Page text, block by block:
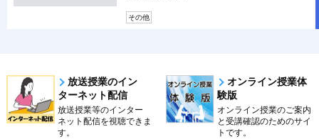
その他
放送授業のイン
ターネット配信
放送授業等のインター
ネット配信を視聴できま
す。
オンライン授業体
験版
オンライン授業のご案内
と受講確認のためのサイ
トです。